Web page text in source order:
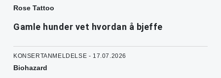
Rose Tattoo
Gamle hunder vet hvordan å bjeffe
KONSERTANMELDELSE - 17.07.2026
Biohazard